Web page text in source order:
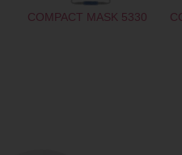
COMPACT MASK 5330